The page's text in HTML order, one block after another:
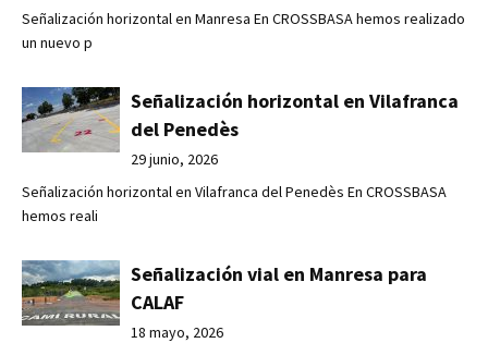
Señalización horizontal en Manresa En CROSSBASA hemos realizado
un nuevo p
Señalización horizontal en Vilafranca
del Penedès
29 junio, 2026
Señalización horizontal en Vilafranca del Penedès En CROSSBASA
hemos reali
Señalización vial en Manresa para
CALAF
18 mayo, 2026